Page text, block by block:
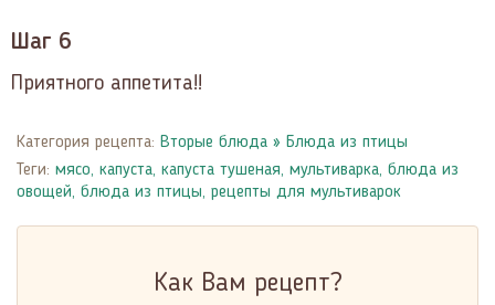
Шаг 6
Приятного аппетита!!
Категория рецепта: Вторые блюда » Блюда из птицы
Теги: мясо, капуста, капуста тушеная, мультиварка, блюда из
овощей, блюда из птицы, рецепты для мультиварок
Как Вам рецепт?